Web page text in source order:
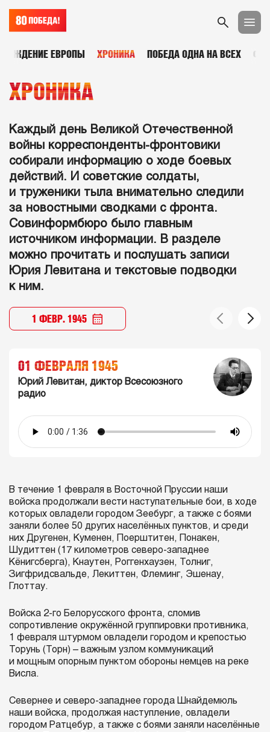
ЕВРОПЫ ХРОНИКА ПОБЕДА ОДНА НА ВСЕХ
ХРОНИКА
Каждый день Великой Отечественной
войны корреспонденты-фронтовики
собирали информацию о ходе боевых
действий. И советские солдаты,
и труженики тыла внимательно следили
за новостными сводками с фронта.
Совинформбюро было главным
источником информации. В разделе
можно прочитать и послушать записи
Юрия Левитана и текстовые подводки
к ним.
01 ФЕВРАЛЯ 1945
Юрий Левитан, диктор Всесоюзного
радио
1 ФЕВР. 1945
В течение 1 февраля в Восточной Пруссии наши
войска продолжали вести наступательные бои, в ходе
которых овладели городом Зеeбург, а также с боями
заняли более 50 других населённых пунктов, и среди
них Другенен, Куменен, Поерштитен, Понакен,
Шудиттен (17 километров северо-западнее
Кёнигсберга), Кнаутен, Роггенхаузен, Толниг,
Зигфридсвальде, Лекиттен, Флеминг, Эшенау,
Глоттау.
Войска 2-го Белорусского фронта, сломив
сопротивление окружённой группировки противника,
1 февраля штурмом овладели городом и крепостью
Торунь (Торн) – важным узлом коммуникаций
и мощным опорным пунктом обороны немцев на реке
Висла.
Севернее и северо-западнее города Шнайдемюль
наши войска, продолжая наступление, овладели
городом Ратцебур, а также с боями заняли населённые